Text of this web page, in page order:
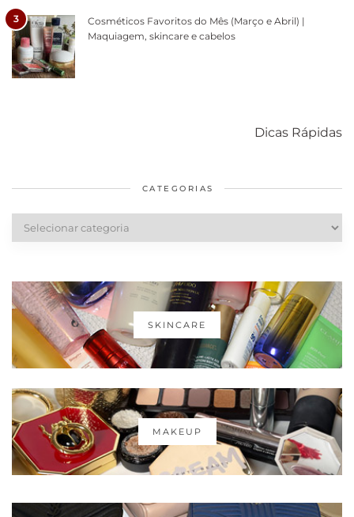
3
Cosméticos Favoritos do Mês (Março e Abril) |
Maquiagem, skincare e cabelos
Dicas Rápidas
diários
cabelos
CATEGORIAS
Categorias
SKINCARE
MAKEUP